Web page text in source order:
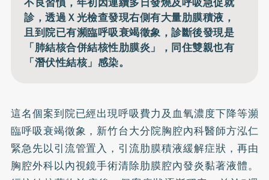
診，透過Ｘ光檢查發現右側有大量肋膜積液，
且到院已有瀕臨呼吸衰竭徵象，診斷後發現是
「肺結核合併結核性肋膜炎」，同住雙親也有
「潛伏性結核」感染。
這名個案到院已經出現呼吸費力及血氧濃度下降等瀕
臨呼吸衰竭徵象，新竹台大分院胸腔內科醫師方泓仁
緊急先以引流管置入，引流肋膜積液緩解症狀，再由
胸腔外科以內視鏡手術清除肋膜腔內發炎黏著液體。